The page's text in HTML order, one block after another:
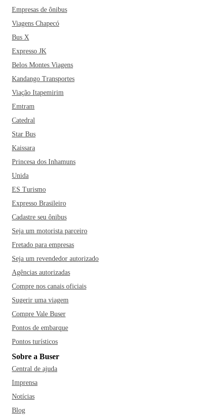
Empresas de ônibus
Viagens Chapecó
Bus X
Expresso JK
Belos Montes Viagens
Kandango Transportes
Viação Itapemirim
Emtram
Catedral
Star Bus
Kaissara
Princesa dos Inhamuns
Unida
ES Turismo
Expresso Brasileiro
Cadastre seu ônibus
Seja um motorista parceiro
Fretado para empresas
Seja um revendedor autorizado
Agências autorizadas
Compre nos canais oficiais
Sugerir uma viagem
Compre Vale Buser
Pontos de embarque
Pontos turísticos
Sobre a Buser
Central de ajuda
Imprensa
Notícias
Blog